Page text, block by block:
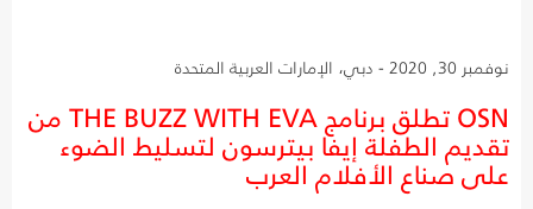
نوفمبر 30, 2020 - دبي، الإمارات العربية المتحدة
OSN تطلق برنامج THE BUZZ WITH EVA من
تقديم الطفلة إيفا بيترسون لتسليط الضوء
على صناع الأفلام العرب